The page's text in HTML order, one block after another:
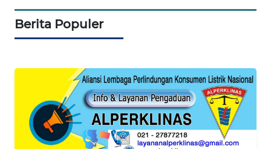
Berita Populer
SELEB
WAHANA
OTOMOTIF
WAHANA
HEALTH